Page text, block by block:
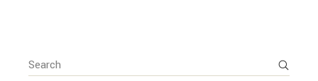
Search
for: